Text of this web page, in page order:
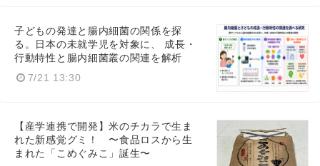
子どもの発達と腸内細菌の関係を探
る。日本の未就学児を対象に、 成長・
行動特性と腸内細菌叢の関連を解析
7/21 13:30
【産学連携で開発】米のチカラで生ま
れた新感覚グミ！ 〜食品ロスから生
まれた「こめぐみこ」誕生〜